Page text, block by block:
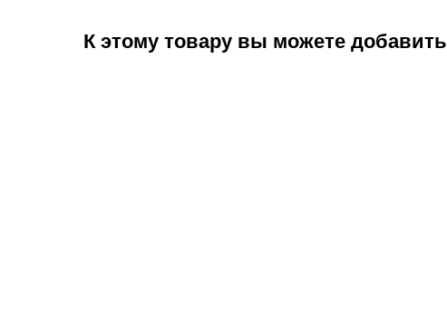
К этому товару вы можете добавить